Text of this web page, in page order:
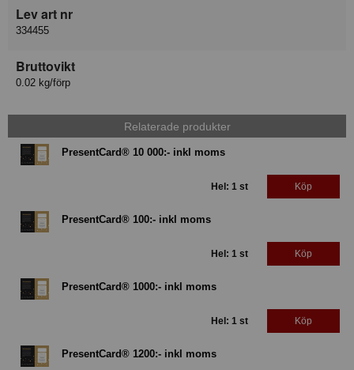
Lev art nr
334455
Bruttovikt
0.02 kg/förp
Relaterade produkter
PresentCard® 10 000:- inkl moms
Hel: 1 st Köp
PresentCard® 100:- inkl moms
Hel: 1 st Köp
PresentCard® 1000:- inkl moms
Hel: 1 st Köp
PresentCard® 1200:- inkl moms